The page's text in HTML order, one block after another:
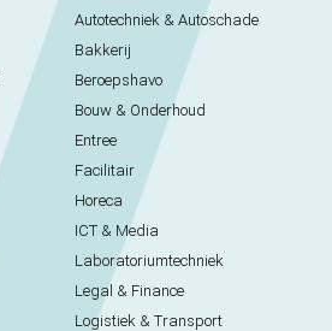
Autotechniek & Autoschade
Bakkerij
Beroepshavo
Bouw & Onderhoud
Entree
Facilitair
Horeca
ICT & Media
Laboratoriumtechniek
Legal & Finance
Logistiek & Transport